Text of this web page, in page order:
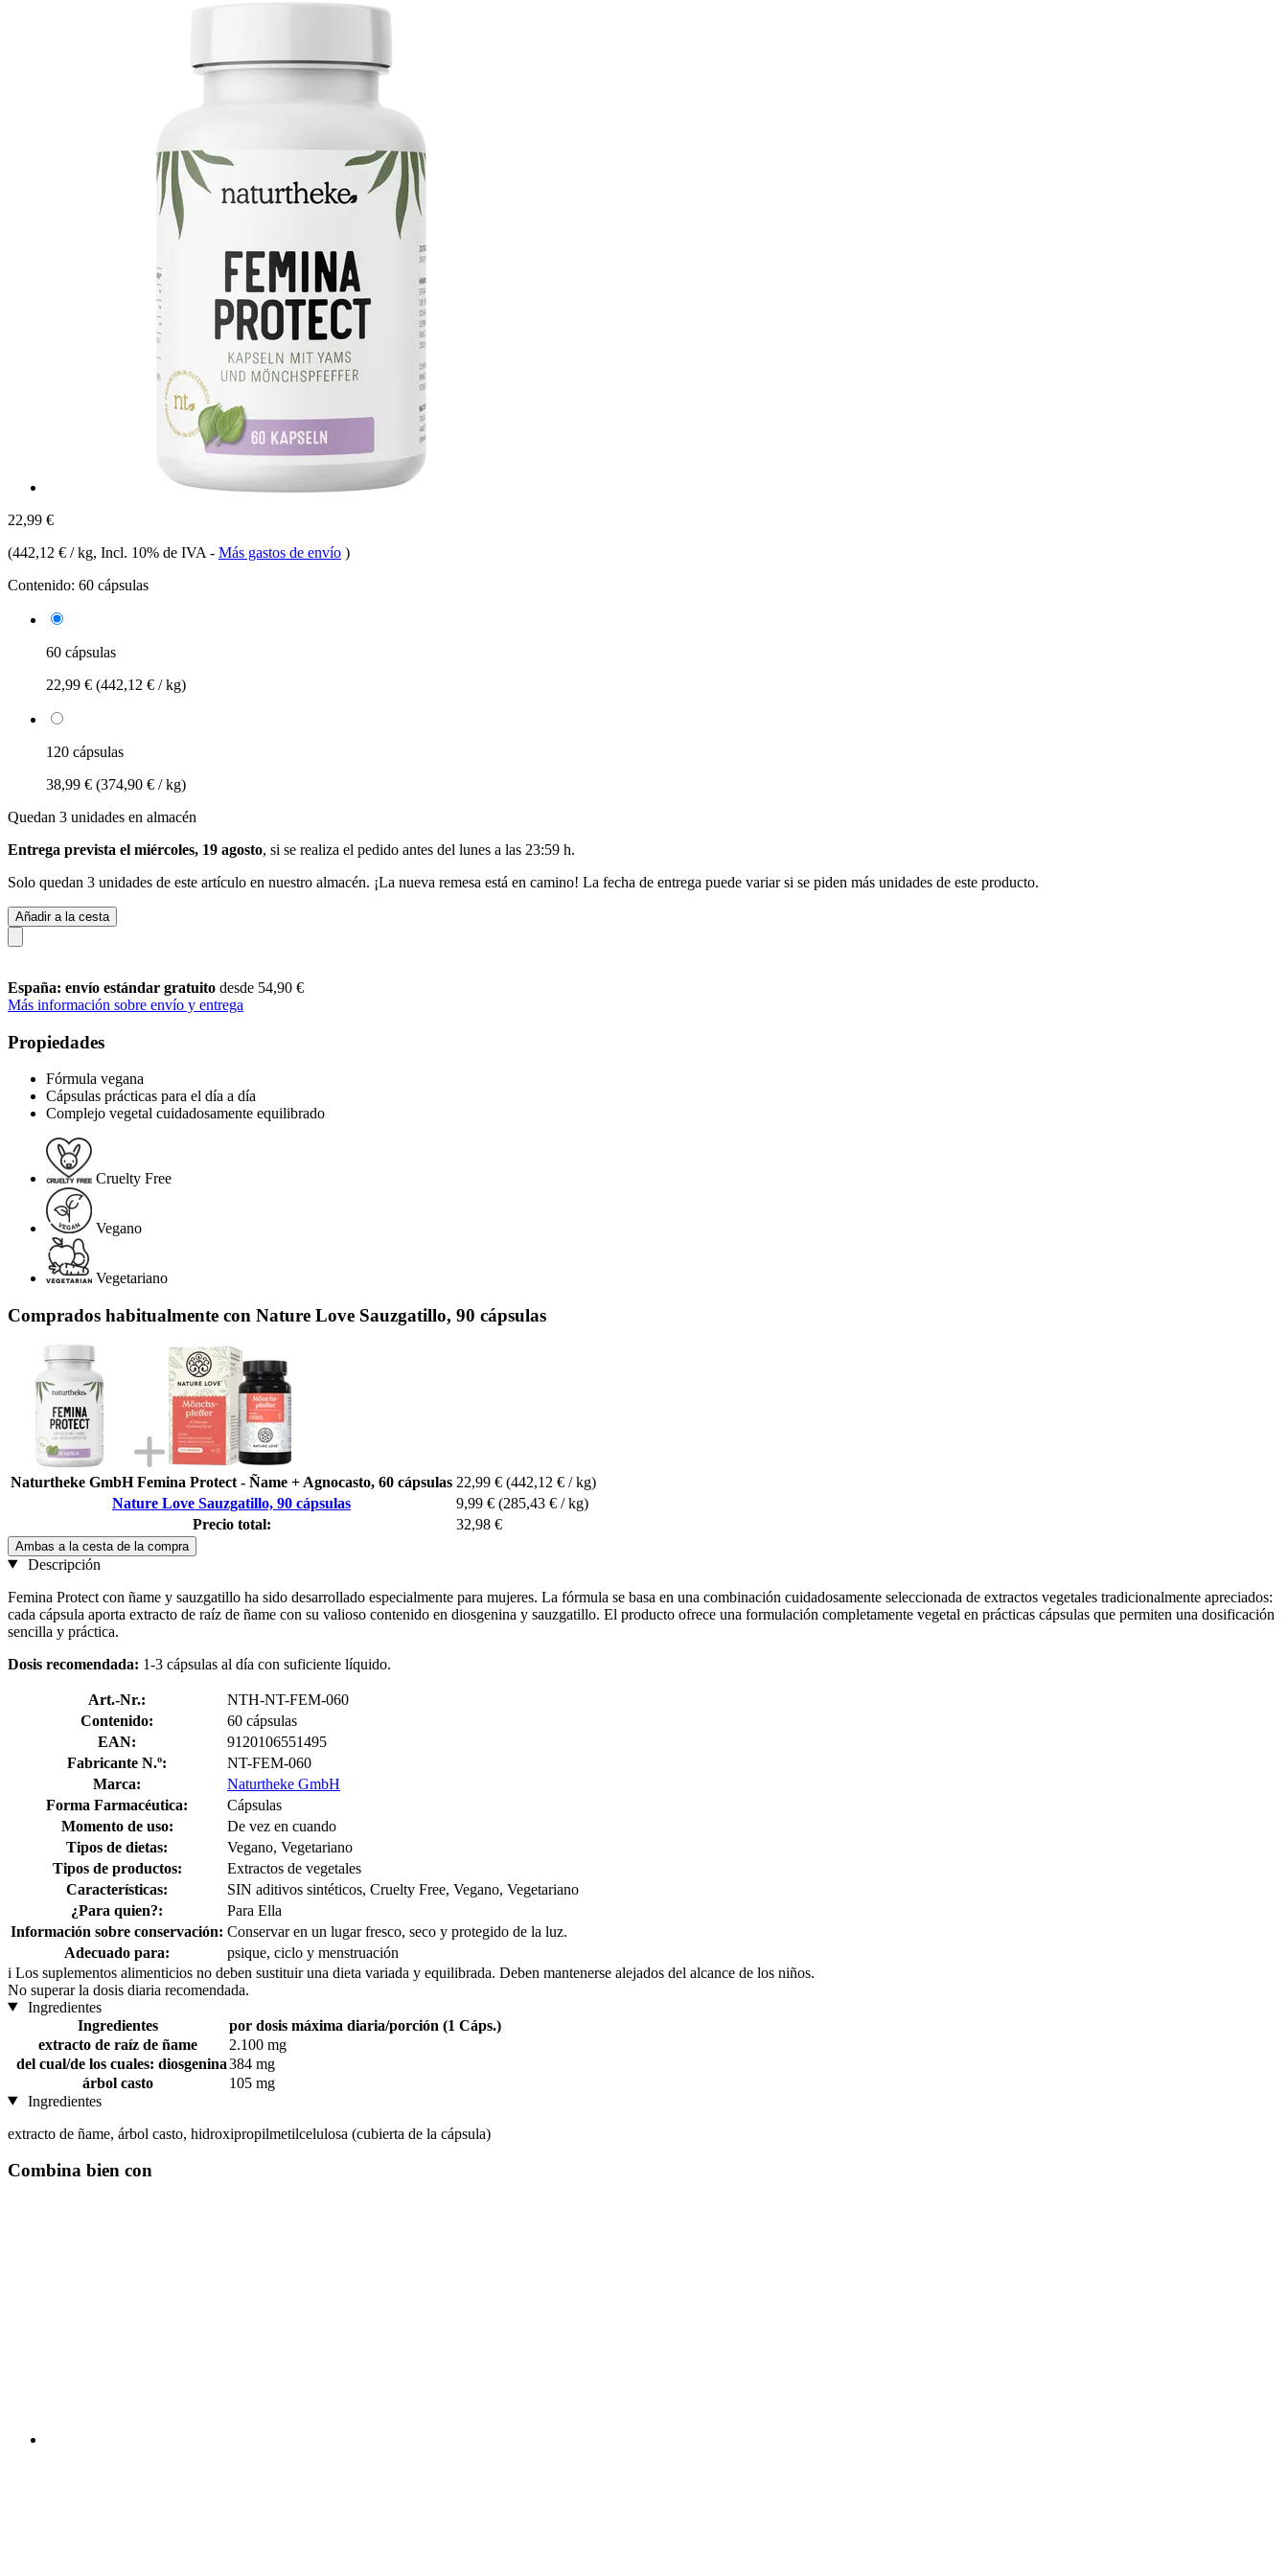
22,99 €
(442,12 € / kg, Incl. 10% de IVA - Más gastos de envío )
Contenido: 60 cápsulas
60 cápsulas
22,99 € (442,12 € / kg)
120 cápsulas
38,99 € (374,90 € / kg)
Quedan 3 unidades en almacén
Entrega prevista el miércoles, 19 agosto, si se realiza el pedido antes del lunes a las 23:59 h.
Solo quedan 3 unidades de este artículo en nuestro almacén. ¡La nueva remesa está en camino! La fecha de entrega puede variar si se piden más unidades de este producto.
Añadir a la cesta
España: envío estándar gratuito desde 54,90 €
Más información sobre envío y entrega
Propiedades
Fórmula vegana
Cápsulas prácticas para el día a día
Complejo vegetal cuidadosamente equilibrado
Cruelty Free
Vegano
Vegetariano
Comprados habitualmente con Nature Love Sauzgatillo, 90 cápsulas
Naturtheke GmbH Femina Protect - Ñame + Agnocasto, 60 cápsulas 22,99 € (442,12 € / kg)
Nature Love Sauzgatillo, 90 cápsulas
9,99 € (285,43 € / kg)
Precio total:
32,98 €
Ambas a la cesta de la compra
Descripción
Femina Protect con ñame y sauzgatillo ha sido desarrollado especialmente para mujeres. La fórmula se basa en una combinación cuidadosamente seleccionada de extractos vegetales tradicionalmente apreciados:
cada cápsula aporta extracto de raíz de ñame con su valioso contenido en diosgenina y sauzgatillo. El producto ofrece una formulación completamente vegetal en prácticas cápsulas que permiten una dosificación
sencilla y práctica.
Dosis recomendada: 1-3 cápsulas al día con suficiente líquido.
Art.-Nr.:
NTH-NT-FEM-060
Contenido:
60 cápsulas
EAN:
9120106551495
Fabricante N.º:
NT-FEM-060
Marca:
Naturtheke GmbH
Forma Farmacéutica:
Cápsulas
Momento de uso:
De vez en cuando
Tipos de dietas:
Vegano, Vegetariano
Tipos de productos:
Extractos de vegetales
Características:
SIN aditivos sintéticos, Cruelty Free, Vegano, Vegetariano
¿Para quien?:
Para Ella
Información sobre conservación: Conservar en un lugar fresco, seco y protegido de la luz.
Adecuado para:
psique, ciclo y menstruación
i Los suplementos alimenticios no deben sustituir una dieta variada y equilibrada. Deben mantenerse alejados del alcance de los niños.
No superar la dosis diaria recomendada.
Ingredientes
Ingredientes
por dosis máxima diaria/porción (1 Cáps.)
extracto de raíz de ñame
2.100 mg
del cual/de los cuales: diosgenina384 mg
árbol casto
105 mg
Ingredientes
extracto de ñame, árbol casto, hidroxipropilmetilcelulosa (cubierta de la cápsula)
Combina bien con